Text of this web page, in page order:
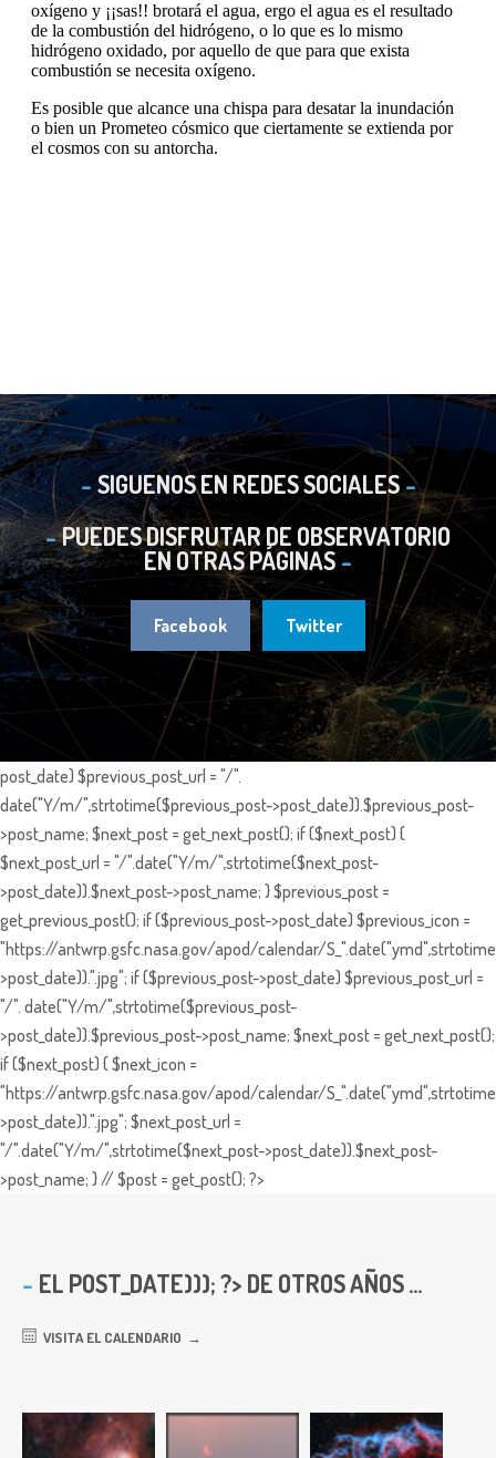
SIGUENOS EN REDES SOCIALES
PUEDES DISFRUTAR DE OBSERVATORIO
EN OTRAS PÁGINAS
Facebook Twitter
post_date) $previous_post_url = "/".
date("Y/m/",strtotime($previous_post->post_date)).$previous_post-
>post_name; $next_post = get_next_post(); if ($next_post) {
$next_post_url = "/".date("Y/m/",strtotime($next_post-
>post_date)).$next_post->post_name; } $previous_post =
get_previous_post(); if ($previous_post->post_date) $previous_icon =
"https://antwrp.gsfc.nasa.gov/apod/calendar/
>post_date)).".jpg"; if ($previous_post->post_date) $previous_post_url =
"/". date("Y/m/",strtotime($previous_post-
>post_date)).$previous_post->post_name; $next_post = get_next_post();
if ($next_post) { $next_icon =
"https://antwrp.gsfc.nasa.gov/apod/calendar/
>post_date)).".jpg"; $next_post_url =
"/".date("Y/m/",strtotime($next_post->post_date)).$next_post-
>post_name; } // $post = get_post(); ?>
EL POST_DATE))); ?> DE OTROS AÑOS ...
VISITA EL CALENDARIO